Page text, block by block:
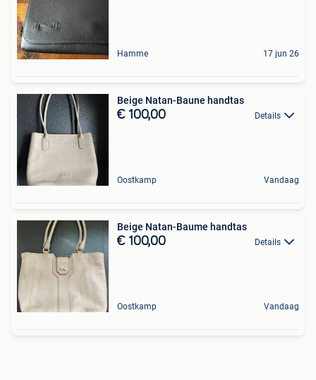
Hamme 17 jun 26
Beige Natan-Baune handtas
€ 100,00 Details
Oostkamp Vandaag
Beige Natan-Baume handtas
€ 100,00 Details
Oostkamp Vandaag